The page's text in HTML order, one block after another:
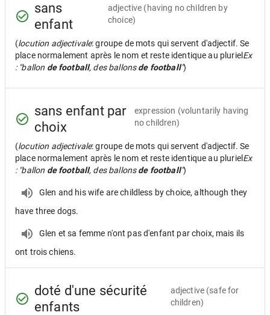
sans
enfant
adjective (having no children by
choice)
(locution adjectivale: groupe de mots qui servent d'adjectif. Se
place normalement après le nom et reste identique au pluriel Ex
: "ballon de football, des ballonsde football")
sans enfant par
choix
expression (voluntarily having
no children)
(locution adjectivale: groupe de mots qui servent d'adjectif. Se
place normalement après le nom et reste identique au pluriel Ex
: "ballon de football, des ballonsde football")
Glen and his wife are childless by choice, although they
have three dogs.
Glen et sa femme n'ont pas d'enfant par choix, mais ils
ont trois chiens.
doté d'une sécurité
enfants
adjective (safe for
children)